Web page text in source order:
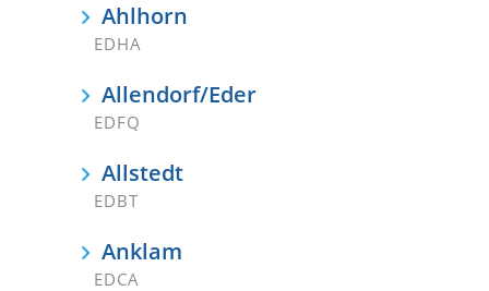
Ahlhorn
EDHA
Allendorf/Eder
EDFQ
Allstedt
EDBT
Anklam
EDCA